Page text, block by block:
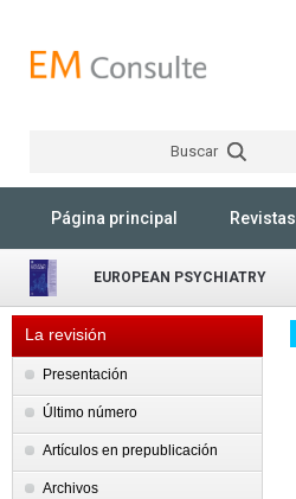
Buscar
Página principal Revistas
EUROPEAN PSYCHIATRY
La revisión
Presentación
Último número
Artículos en prepublicación
Archivos